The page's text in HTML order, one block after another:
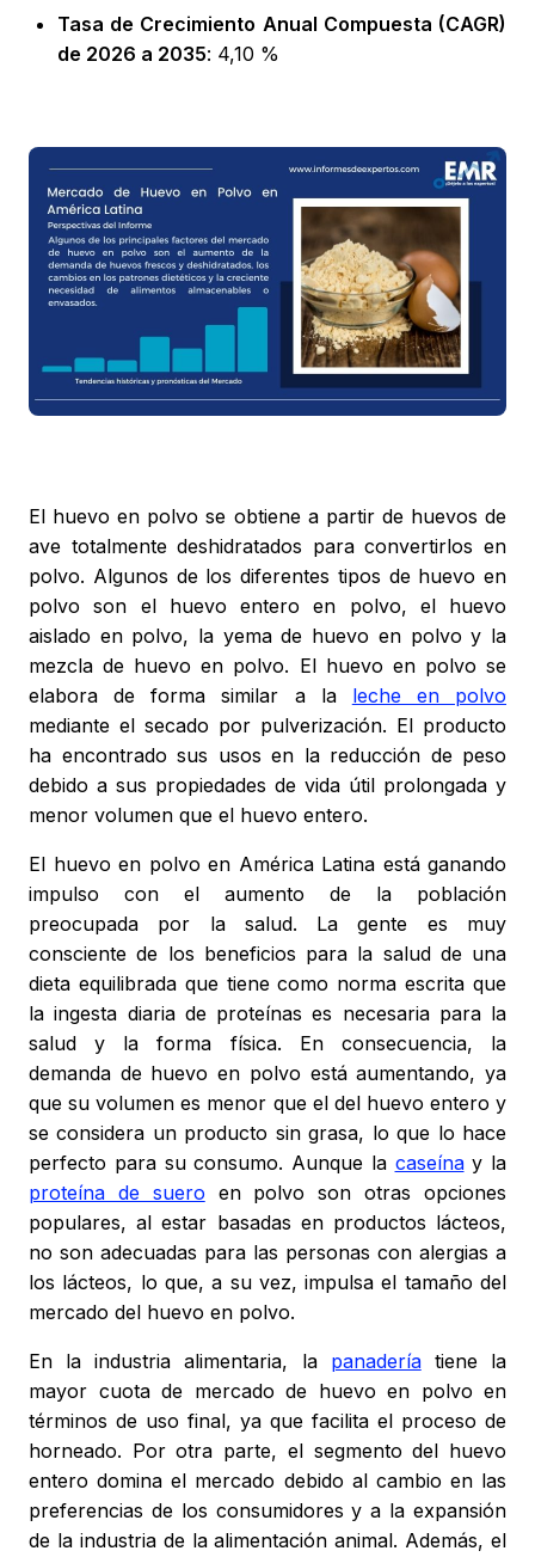
Tasa de Crecimiento Anual Compuesta (CAGR)
de 2026 a 2035: 4,10 %
El huevo en polvo se obtiene a partir de huevos de
ave totalmente deshidratados para convertirlos en
polvo. Algunos de los diferentes tipos de huevo en
polvo son el huevo entero en polvo, el huevo
aislado en polvo, la yema de huevo en polvo y la
mezcla de huevo en polvo. El huevo en polvo se
elabora de forma similar a la leche en polvo
mediante el secado por pulverización. El producto
ha encontrado sus usos en la reducción de peso
debido a sus propiedades de vida útil prolongada y
menor volumen que el huevo entero.
El huevo en polvo en América Latina está ganando
impulso con el aumento de la población
preocupada por la salud. La gente es muy
consciente de los beneficios para la salud de una
dieta equilibrada que tiene como norma escrita que
la ingesta diaria de proteínas es necesaria para la
salud y la forma física. En consecuencia, la
demanda de huevo en polvo está aumentando, ya
que su volumen es menor que el del huevo entero y
se considera un producto sin grasa, lo que lo hace
perfecto para su consumo. Aunque la caseínay la
proteína de suero en polvo son otras opciones
populares, al estar basadas en productos lácteos,
no son adecuadas para las personas con alergias a
los lácteos, lo que, a su vez, impulsa el tamaño del
mercado del huevo en polvo.
En la industria alimentaria, la panaderíatiene la
mayor cuota de mercado de huevo en polvo en
términos de uso final, ya que facilita el proceso de
horneado. Por otra parte, el segmento del huevo
entero domina el mercado debido al cambio en las
preferencias de los consumidores y a la expansión
de la industria de la alimentación animal. Además, el